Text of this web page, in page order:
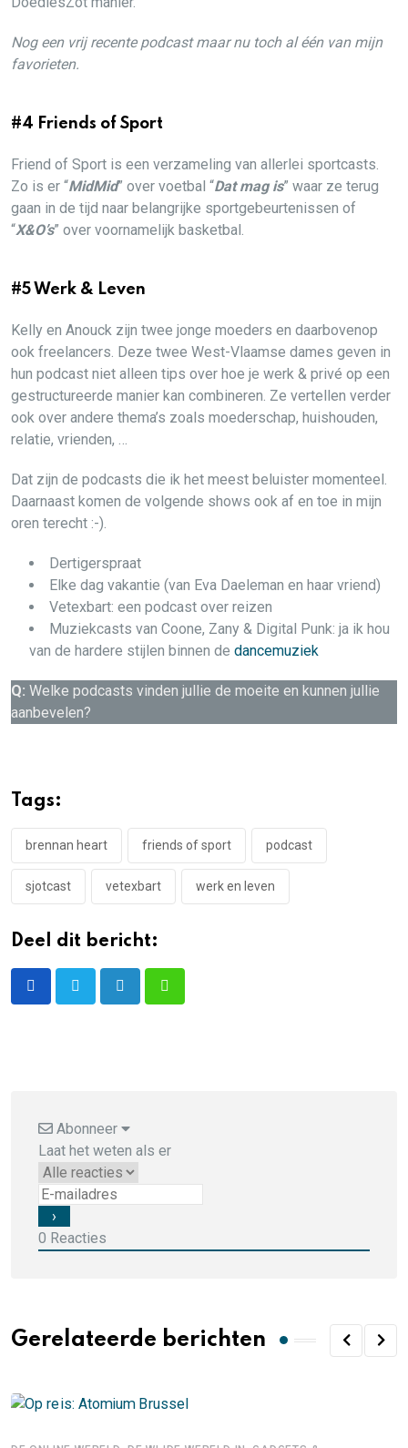
Nog een vrij recente podcast maar nu toch al één van mijn
favorieten.
#4 Friends of Sport
Friend of Sport is een verzameling van allerlei sportcasts.
Zo is er “MidMid” over voetbal “Dat mag is” waar ze terug
gaan in de tijd naar belangrijke sportgebeurtenissen of
“X&O’s” over voornamelijk basketbal.
#5 Werk & Leven
Kelly en Anouck zijn twee jonge moeders en daarbovenop
ook freelancers. Deze twee West-Vlaamse dames geven in
hun podcast niet alleen tips over hoe je werk & privé op een
gestructureerde manier kan combineren. Ze vertellen verder
ook over andere thema’s zoals moederschap, huishouden,
relatie, vrienden, …
Dat zijn de podcasts die ik het meest beluister momenteel.
Daarnaast komen de volgende shows ook af en toe in mijn
oren terecht :-).
Dertigerspraat
Elke dag vakantie (van Eva Daeleman en haar vriend)
Vetexbart: een podcast over reizen
Muziekcasts van Coone, Zany & Digital Punk: ja ik hou
van de hardere stijlen binnen de dancemuziek
Q: Welke podcasts vinden jullie de moeite en kunnen jullie
aanbevelen?
Tags:
brennan heart friends of sport podcast
sjotcast vetexbart werk en leven
Deel dit bericht:
LinkedInWhatsapp
Abonneer
Laat het weten als er
0 Reacties
Gerelateerde berichten